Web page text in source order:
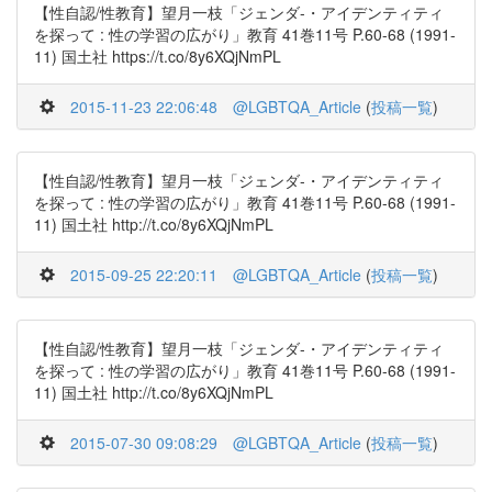
【性自認/性教育】望月一枝「ジェンダ-・アイデンティティ
を探って : 性の学習の広がり」教育 41巻11号 P.60-68 (1991-
11) 国土社 https://t.co/8y6XQjNmPL
2015-11-23 22:06:48 @LGBTQA_Article (投稿一覧)
【性自認/性教育】望月一枝「ジェンダ-・アイデンティティ
を探って : 性の学習の広がり」教育 41巻11号 P.60-68 (1991-
11) 国土社 http://t.co/8y6XQjNmPL
2015-09-25 22:20:11 @LGBTQA_Article (投稿一覧)
【性自認/性教育】望月一枝「ジェンダ-・アイデンティティ
を探って : 性の学習の広がり」教育 41巻11号 P.60-68 (1991-
11) 国土社 http://t.co/8y6XQjNmPL
2015-07-30 09:08:29 @LGBTQA_Article (投稿一覧)